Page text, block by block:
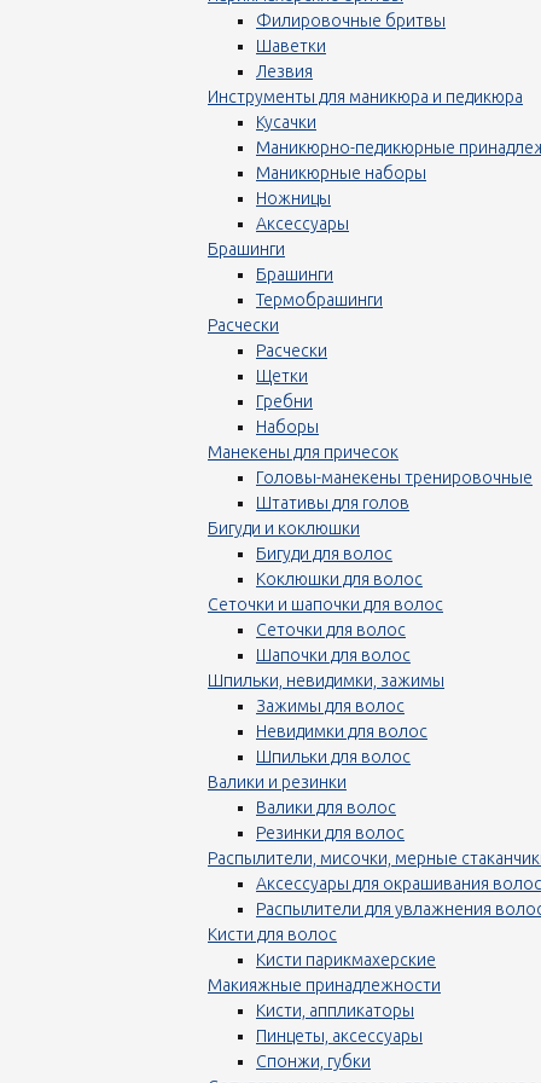
Филировочные бритвы
Шаветки
Лезвия
Инструменты для маникюра и педикюра
Кусачки
Маникюрно-педикюрные
Маникюрные наборы
Ножницы
Аксессуары
Брашинги
Брашинги
Термобрашинги
Расчески
Расчески
Щетки
Гребни
Наборы
Манекены для причесок
Головы-манекены тренировочные
Штативы для голов
Бигуди и коклюшки
Бигуди для волос
Коклюшки для волос
Сеточки и шапочки для волос
Сеточки для волос
Шапочки для волос
Шпильки, невидимки, зажимы
Зажимы для волос
Невидимки для волос
Шпильки для волос
Валики и резинки
Валики для волос
Резинки для волос
Распылители, мисочки, мерные
Аксессуары для окрашивания волос
Распылители для увлажнения
Кисти для волос
Кисти парикмахерские
Макияжные принадлежности
Кисти, аппликаторы
Пинцеты, аксессуары
Спонжи, губки